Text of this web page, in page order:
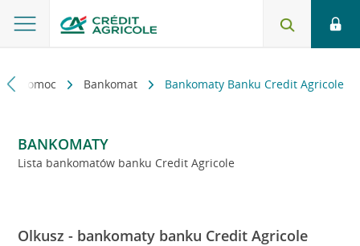
i pomoc Bankomat Bankomaty Banku Credit Agricole
BANKOMATY
Lista bankomatów banku Credit Agricole
Olkusz - bankomaty banku Credit Agricole